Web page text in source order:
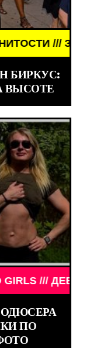
///
БИРКУС:
ВЫСОТЕ
ПО